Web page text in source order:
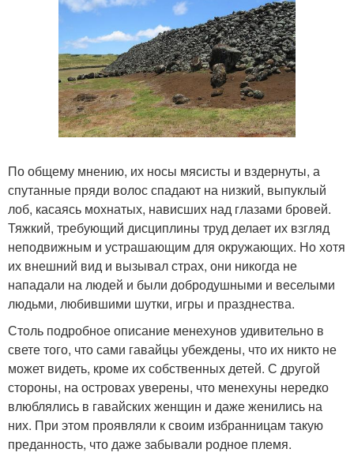
По общему мнению, их носы мясисты и вздернуты, а
спутанные пряди волос спадают на низкий, выпуклый
лоб, касаясь мохнатых, нависших над глазами бровей.
Тяжкий, требующий дисциплины труд делает их взгляд
неподвижным и устрашающим для окружающих. Но хотя
их внешний вид и вызывал страх, они никогда не
нападали на людей и были добродушными и веселыми
людьми, любившими шутки, игры и празднества.
Столь подробное описание менехунов удивительно в
свете того, что сами гавайцы убеждены, что их никто не
может видеть, кроме их собственных детей. С другой
стороны, на островах уверены, что менехуны нередко
влюблялись в гавайских женщин и даже женились на
них. При этом проявляли к своим избранницам такую
преданность, что даже забывали родное племя.